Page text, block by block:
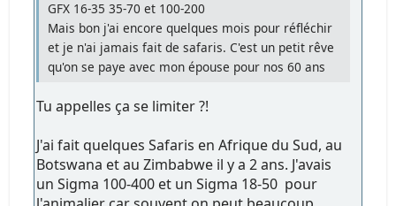
GFX 16-35 35-70 et 100-200
Mais bon j'ai encore quelques mois pour réfléchir
et je n'ai jamais fait de safaris. C'est un petit rêve
qu'on se paye avec mon épouse pour nos 60 ans
Tu appelles ça se limiter ?!
J'ai fait quelques Safaris en Afrique du Sud, au
Botswana et au Zimbabwe il y a 2 ans. J'avais
un Sigma 100-400 et un Sigma 18-50 pour